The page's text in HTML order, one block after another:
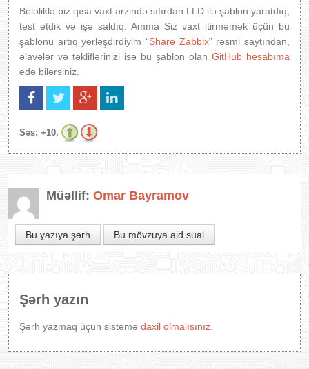
Beləliklə biz qısa vaxt ərzində sıfırdan LLD ilə şablon yaratdıq,
test etdik və işə saldıq. Amma Siz vaxt itirməmək üçün bu
şablonu artıq yerləşdirdiyim “Share Zabbix” rəsmi saytından,
əlavələr və təkliflərinizi isə bu şablon olan GitHub hesabıma
edə bilərsiniz.
Səs: +10.
Müəllif: Omar Bayramov
Bu yazıya şərh Bu mövzuya aid sual
Şərh yazın
Şərh yazmaq üçün sistemə daxil olmalısınız.